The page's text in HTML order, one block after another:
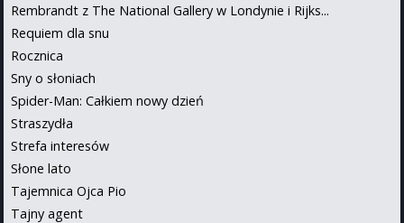
Rembrandt z The National Gallery w Londynie i Rijks...
Requiem dla snu
Rocznica
Sny o słoniach
Spider-Man: Całkiem nowy dzień
Straszydła
Strefa interesów
Słone lato
Tajemnica Ojca Pio
Tajny agent